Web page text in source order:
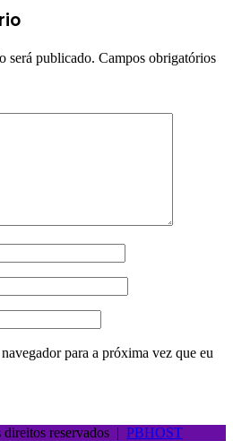
será publicado. Campos obrigatórios
para a próxima vez que eu
reservados | PBHOST